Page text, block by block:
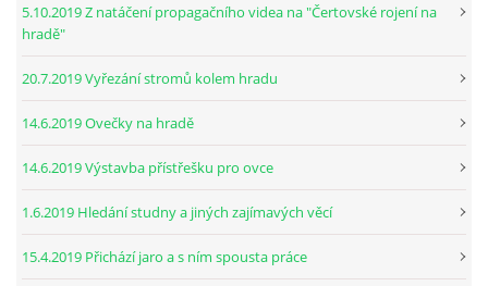
5.10.2019 Z natáčení propagačního videa na "Čertovské rojení na
hradě"
20.7.2019 Vyřezání stromů kolem hradu
14.6.2019 Ovečky na hradě
14.6.2019 Výstavba přístřešku pro ovce
1.6.2019 Hledání studny a jiných zajímavých věcí
15.4.2019 Přichází jaro a s ním spousta práce